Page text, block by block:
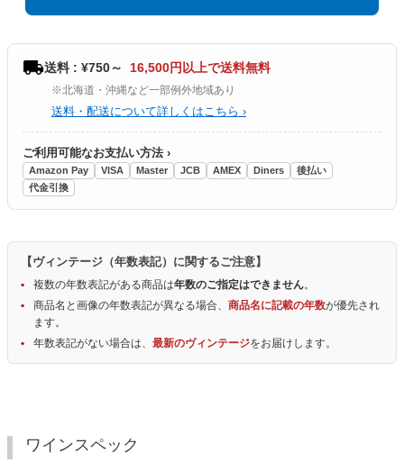
送料 : ¥750～ 16,500円以上で送料無料
※北海道・沖縄など一部例外地域あり
送料・配送について詳しくはこちら ›
ご利用可能なお支払い方法 ›
Amazon Pay VISA Master JCB AMEX Diners
後払い
代金引換
【ヴィンテージ（年数表記）に関するご注意】
複数の年数表記がある商品は年数のご指定はできません。
商品名と画像の年数表記が異なる場合、 商品名に記載の年数が優先され
ます。
年数表記がない場合は、 最新のヴィンテージをお届けします。
ワインスペック